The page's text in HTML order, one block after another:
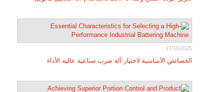
27/10/2025
الخصائص الأساسية لاختيار آلة ضرب صناعية عالية الأداء